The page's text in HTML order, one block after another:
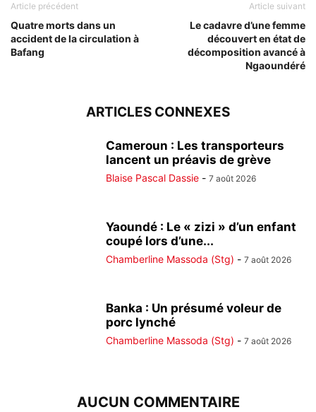
Article précédent
Quatre morts dans un
accident de la circulation à
Bafang
Article suivant
Le cadavre d’une femme
découvert en état de
décomposition avancé à
Ngaoundéré
ARTICLES CONNEXES
Cameroun : Les transporteurs
lancent un préavis de grève
Blaise Pascal Dassie - 7 août 2026
Yaoundé : Le « zizi » d’un enfant
coupé lors d’une...
Chamberline Massoda (Stg) - 7 août 2026
Banka : Un présumé voleur de
porc lynché
Chamberline Massoda (Stg) - 7 août 2026
AUCUN COMMENTAIRE